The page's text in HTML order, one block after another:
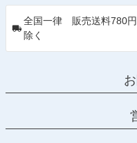
全国一律 販売送料780
除く